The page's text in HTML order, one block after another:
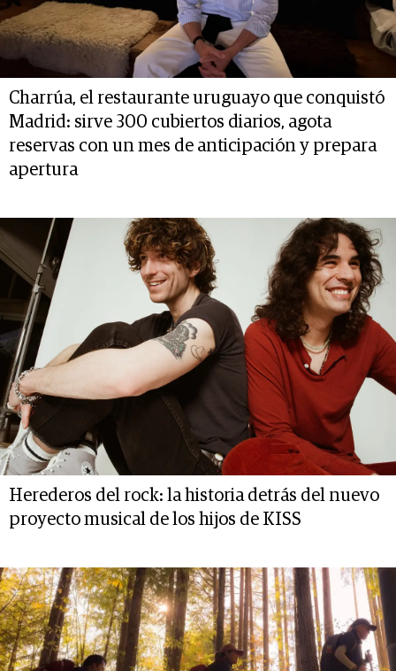
Charrúa, el restaurante uruguayo que conquistó
Madrid: sirve 300 cubiertos diarios, agota
reservas con un mes de anticipación y prepara
apertura
Herederos del rock: la historia detrás del nuevo
proyecto musical de los hijos de KISS